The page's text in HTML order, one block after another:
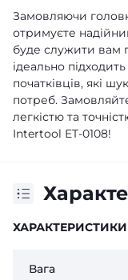
Замовляючи
отримуєте
буде служити вам
ідеально
початківців, які
потреб.
легкістю та
Intertool ET-0108!
ХАРАКТЕРИСТИКИ
Вага